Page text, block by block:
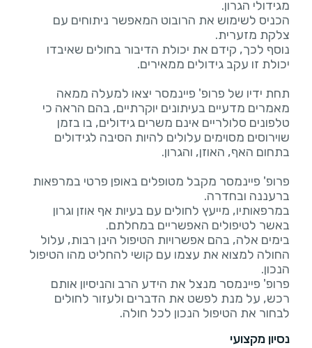
הכניס לשימוש את הרובוט המאפשר ניתוחים עם
נוסף לכך, קידם את יכולת הדיבור בחולים שאיבדו
תחת ידיו של פרופ' פיינמסר יצאו למעלה ממאה
מאמרים מדעיים בעיתונים יוקרתיים, בהם הראה כי
טלפונים סלולריים אינם משרים גידולים, בו בזמן
שוירוסים מסוימים עלולים להיות הסיבה לגידולים
פרופ' פיינמסר מקבל מטופלים באופן פרטי במרפאות
במרפאותיו, מייעץ לחולים עם בעיות אף אוזן וגרון
בימים אלה, בהם אפשרויות הטיפול הינן רבות, עלול
החולה למצוא את עצמו עם קושי להחליט מהו הטיפול
פרופ' פיינמסר מנצל את הידע הרב והניסיון אותם
רכש, על מנת לפשט את הדברים ולעזור לחולים
לבחור את הטיפול הנכון לכל חולה.
נסיון מקצועי